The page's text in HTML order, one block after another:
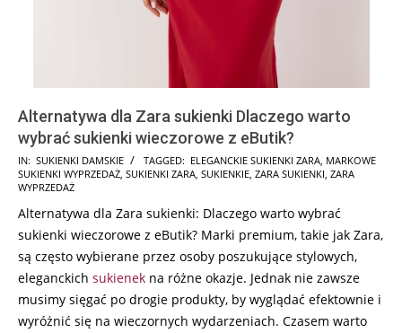
Alternatywa dla Zara sukienki Dlaczego warto
wybrać sukienki wieczorowe z eButik?
2026-
05-
IN: SUKIENKI DAMSKIE TAGGED: ELEGANCKIE SUKIENKI ZARA, MARKOWE
SUKIENKI WYPRZEDAŻ, SUKIENKI ZARA, SUKIENKIE, ZARA SUKIENKI, ZARA
WYPRZEDAŻ
Alternatywa dla Zara sukienki: Dlaczego warto wybrać
sukienki wieczorowe z eButik? Marki premium, takie jak Zara,
są często wybierane przez osoby poszukujące stylowych,
eleganckich sukienek na różne okazje. Jednak nie zawsze
musimy sięgać po drogie produkty, by wyglądać efektownie i
wyróżnić się na wieczornych wydarzeniach. Czasem warto